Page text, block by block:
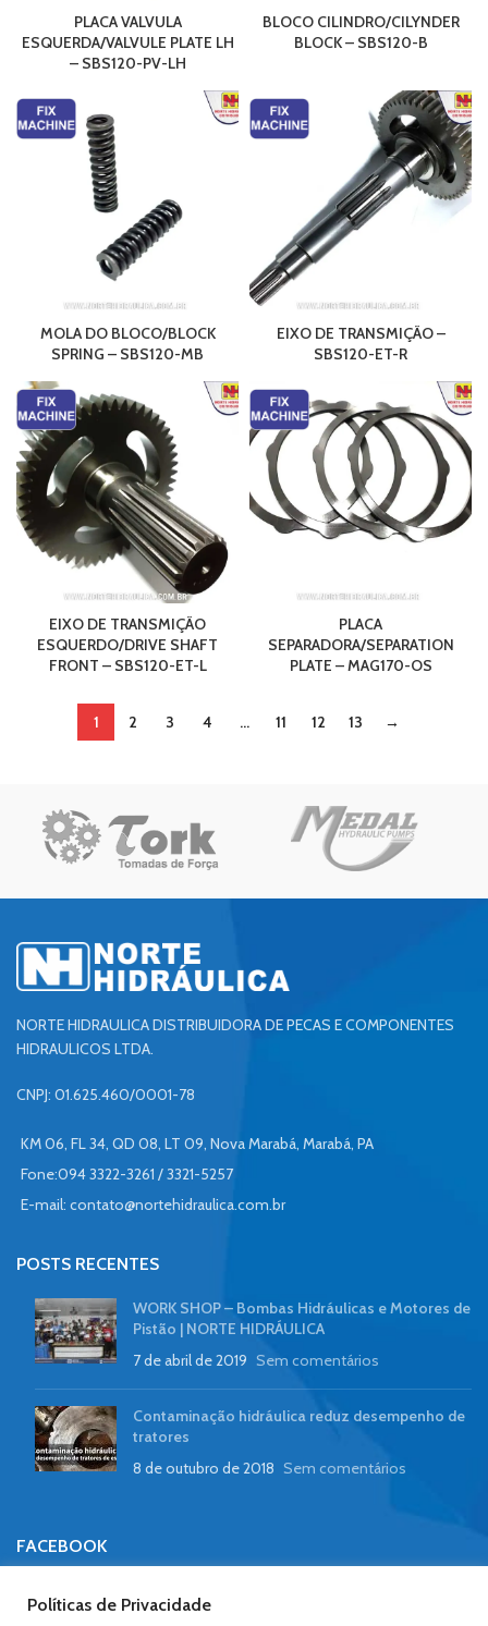
PLACA VALVULA
ESQUERDA/VALVULE PLATE LH
– SBS120-PV-LH
BLOCO CILINDRO/CILYNDER
BLOCK – SBS120-B
MOLA DO BLOCO/BLOCK
SPRING – SBS120-MB
EIXO DE TRANSMIÇÃO –
SBS120-ET-R
EIXO DE TRANSMIÇÃO
ESQUERDO/DRIVE SHAFT
FRONT – SBS120-ET-L
PLACA
SEPARADORA/SEPARATION
PLATE – MAG170-OS
1 2 3 4 … 11 12 13 →
NORTE HIDRAULICA DISTRIBUIDORA DE PECAS E COMPONENTES
HIDRAULICOS LTDA.
CNPJ: 01.625.460/0001-78
KM 06, FL 34, QD 08, LT 09, Nova Marabá, Marabá, PA
Fone:094 3322-3261 / 3321-5257
E-mail: contato@nortehidraulica.com.br
POSTS RECENTES
WORK SHOP – Bombas Hidráulicas e Motores de
Pistão | NORTE HIDRÁULICA
7 de abril de 2019 Sem comentários
Contaminação hidráulica reduz desempenho de
tratores
8 de outubro de 2018 Sem comentários
FACEBOOK
Políticas de Privacidade